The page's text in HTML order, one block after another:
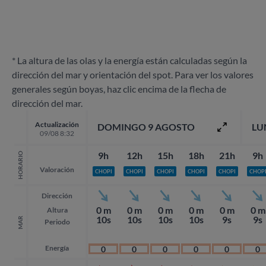
* La altura de las olas y la energía están calculadas según la
dirección del mar y orientación del spot. Para ver los valores
generales según boyas, haz clic encima de la flecha de
dirección del mar.
Actualización
09/08 8:32
HORARIO Valoración
MAR
Dirección
Altura
Periodo
Energía
DOMINGO 9 AGOSTO
9h
CHOPI
0 m
10s
0
12h
CHOPI
0 m
10s
0
15h
CHOPI
0 m
10s
0
18h
CHOPI
0 m
10s
0
21h
CHOPI
0 m
9s
0
9h
CHOPI
0 m
9s
0